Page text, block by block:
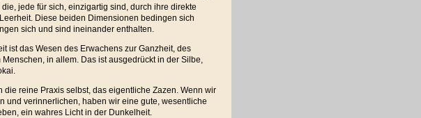
jede für sich, einzigartig sind, durch ihre direkte
Diese beiden Dimensionen bedingen sich
sich und sind ineinander enthalten.
ist das Wesen des Erwachens zur Ganzheit, des
in allem. Das ist ausgedrückt in der Silbe,
die reine Praxis selbst, das eigentliche Zazen. Wenn wir
und verinnerlichen, haben wir eine gute, wesentliche
ein wahres Licht in der Dunkelheit.